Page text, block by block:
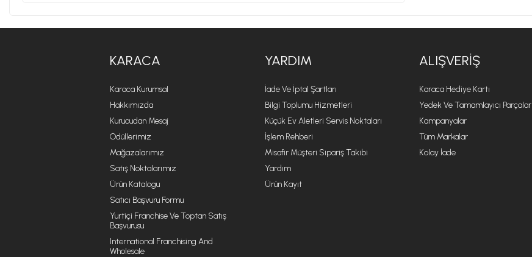
KARACA
Karaca Kurumsal
Hakkımızda
Kurucudan Mesaj
Ödüllerimiz
Mağazalarımız
Satış Noktalarımız
Ürün Katalogu
Satıcı Başvuru Formu
Yurtiçi Franchise Ve Toptan Satış
Başvurusu
International Franchising And
Wholesale
YARDIM
İade Ve İptal Şartları
Bilgi Toplumu Hizmetleri
Küçük Ev Aletleri Servis Noktaları
İşlem Rehberi
Misafir Müşteri Sipariş Takibi
Yardım
Ürün Kayıt
ALIŞVERIŞ
Karaca Hediye Kartı
Yedek Ve Tamamlayıcı Parçalar
Kampanyalar
Tüm Markalar
Kolay İade